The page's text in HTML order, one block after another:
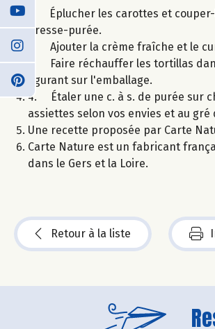
1. Éplucher les carottes et
presse-purée.
2. Ajouter la crème fraîche et le
3. Faire réchauffer les tortillas
figurant sur l'emballage.
4. Étaler une c. à s. de purée sur
assiettes selon vos envies et au gré
Une recette proposée par Carte
Carte Nature est un fabricant
dans le Gers et la Loire.
Retour à la liste